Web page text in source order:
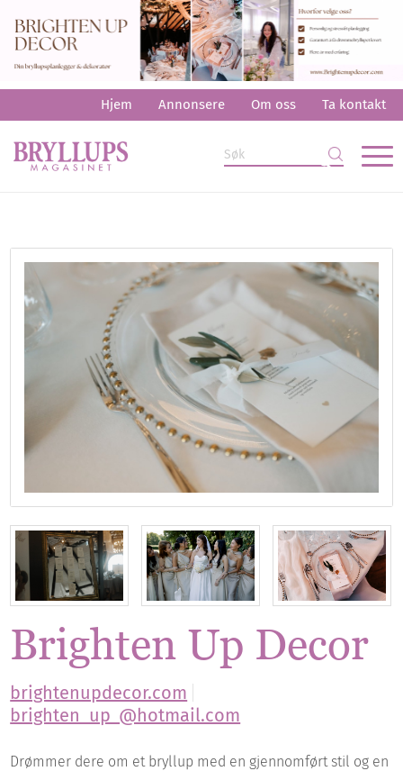
Hjem Annonsere Om oss Ta kontakt
Brighten Up Decor
brightenupdecor.com
brighten_up_@hotmail.com
Drømmer dere om et bryllup med en gjennomført stil og en